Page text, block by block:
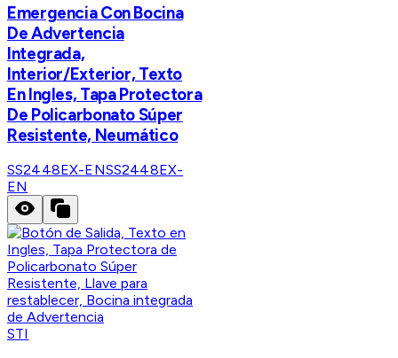
Emergencia Con Bocina
De Advertencia
Integrada,
Interior/Exterior, Texto
En Ingles, Tapa Protectora
De Policarbonato Súper
Resistente, Neumático
SS2448EX-ENSS2448EX-
EN
STI